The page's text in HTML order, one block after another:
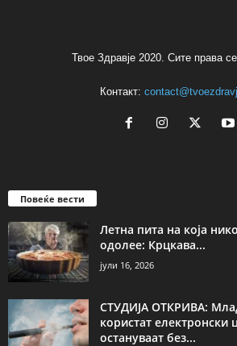
Твое Здравје 2020. Сите права
Контакт:
Повеќе вести
Летна пита на која
одолее: Крцкава...
јули 16, 2026
СТУДИЈА ОТКРИВА:
користат електронски
остануваат без...